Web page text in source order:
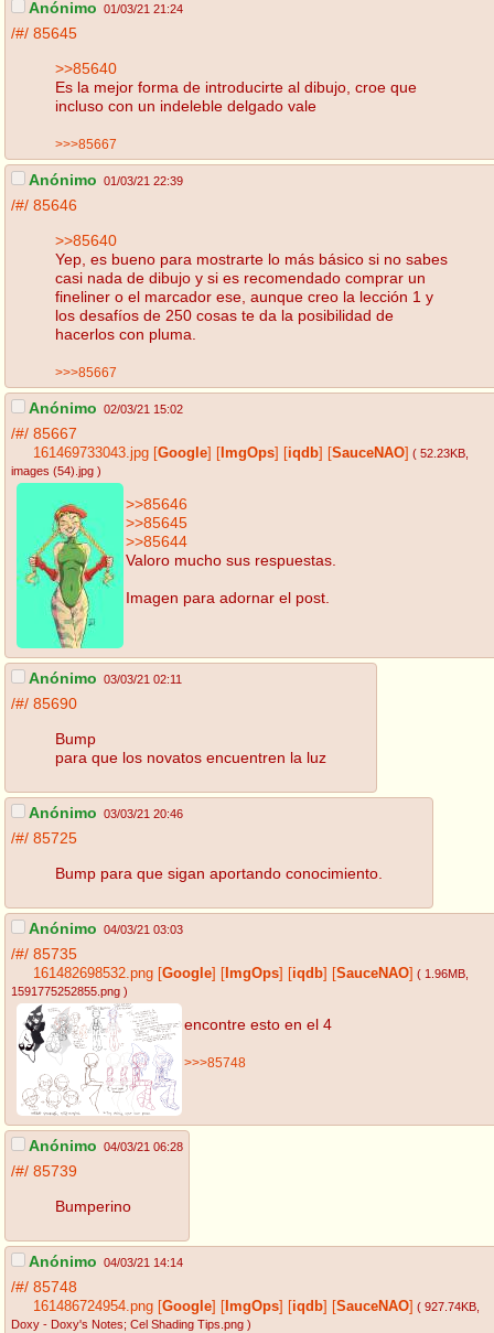
Anónimo 01/03/21 21:24
/#/ 85645
>>85640
Es la mejor forma de introducirte al dibujo, croe que
incluso con un indeleble delgado vale
>>>85667
Anónimo 01/03/21 22:39
/#/ 85646
>>85640
Yep, es bueno para mostrarte lo más básico si no sabes
casi nada de dibujo y si es recomendado comprar un
fineliner o el marcador ese, aunque creo la lección 1 y
los desafíos de 250 cosas te da la posibilidad de
hacerlos con pluma.
>>>85667
Anónimo 02/03/21 15:02
/#/ 85667
161469733043.jpg Google ImgOps iqdb SauceNAO ( 52.23KB
images (54).jpg )
>>85646
>>85645
>>85644
Valoro mucho sus respuestas.
Imagen para adornar el post.
Anónimo 03/03/21 02:11
/#/ 85690
Bump
para que los novatos encuentren la luz
Anónimo 03/03/21 20:46
/#/ 85725
Bump para que sigan aportando conocimiento.
Anónimo 04/03/21 03:03
/#/ 85735
161482698532.png Google ImgOps iqdb SauceNAO ( 1.96MB
1591775252855.png )
encontre esto en el 4
>>>85748
Anónimo 04/03/21 06:28
/#/ 85739
Bumperino
Anónimo 04/03/21 14:14
/#/ 85748
161486724954.png Google ImgOps iqdb SauceNAO ( 927.74KB
Doxy - Doxy's Notes; Cel Shading Tips.png )